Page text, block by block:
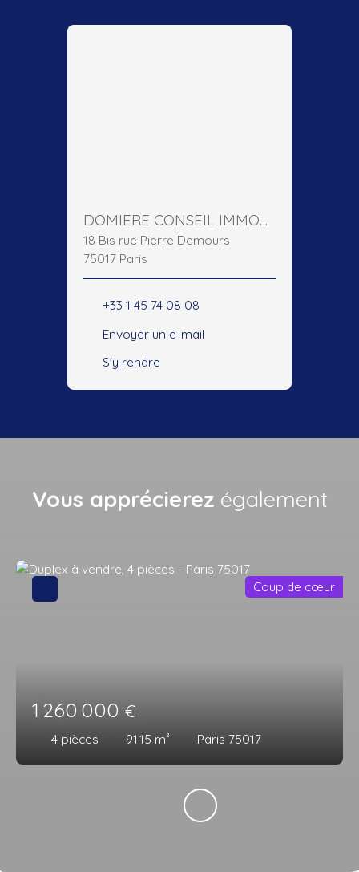
DOMIERE CONSEIL IMMOBILIER
18 Bis rue Pierre Demours
75017 Paris
+33 1 45 74 08 08
Envoyer un e-mail
S'y rendre
Vous apprécierez également
1 260 000 €
4 pièces 91.15 m² Paris 75017
Coup de cœur